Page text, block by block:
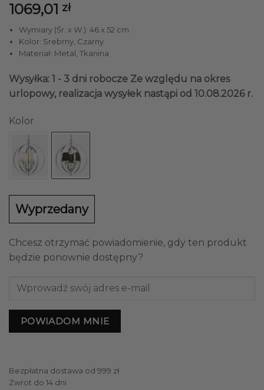
1069,01 zł
Wymiary (Śr. x W.): 46 x 52 cm
Kolor: Srebrny, Czarny
Materiał: Metal, Tkanina
Wysyłka: 1 - 3 dni robocze Ze względu na okres
urlopowy, realizacja wysyłek nastąpi od 10.08.2026 r.
Kolor
Wyprzedany
Chcesz otrzymać powiadomienie, gdy ten produkt
będzie ponownie dostępny?
POWIADOM MNIE
Bezpłatna dostawa od 999 zł
Zwrot do 14 dni